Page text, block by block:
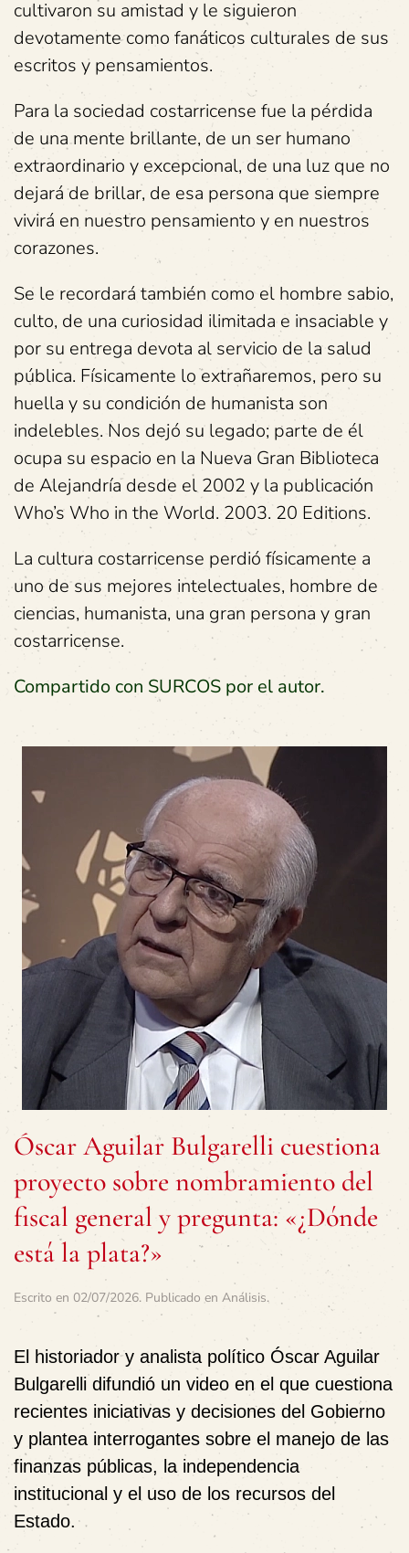
cultivaron su amistad y le siguieron
devotamente como fanáticos culturales de sus
escritos y pensamientos.
Para la sociedad costarricense fue la pérdida
de una mente brillante, de un ser humano
extraordinario y excepcional, de una luz que no
dejará de brillar, de esa persona que siempre
vivirá en nuestro pensamiento y en nuestros
corazones.
Se le recordará también como el hombre sabio,
culto, de una curiosidad ilimitada e insaciable y
por su entrega devota al servicio de la salud
pública. Físicamente lo extrañaremos, pero su
huella y su condición de humanista son
indelebles. Nos dejó su legado; parte de él
ocupa su espacio en la Nueva Gran Biblioteca
de Alejandría desde el 2002 y la publicación
Who’s Who in the World. 2003. 20 Editions.
La cultura costarricense perdió físicamente a
uno de sus mejores intelectuales, hombre de
ciencias, humanista, una gran persona y gran
costarricense.
Compartido con SURCOS por el autor.
Óscar Aguilar Bulgarelli cuestiona
proyecto sobre nombramiento del
fiscal general y pregunta: «¿Dónde
está la plata?»
Escrito en 02/07/2026. Publicado en Análisis.
El historiador y analista político Óscar Aguilar
Bulgarelli difundió un video en el que cuestiona
recientes iniciativas y decisiones del Gobierno
y plantea interrogantes sobre el manejo de las
finanzas públicas, la independencia
institucional y el uso de los recursos del
Estado.